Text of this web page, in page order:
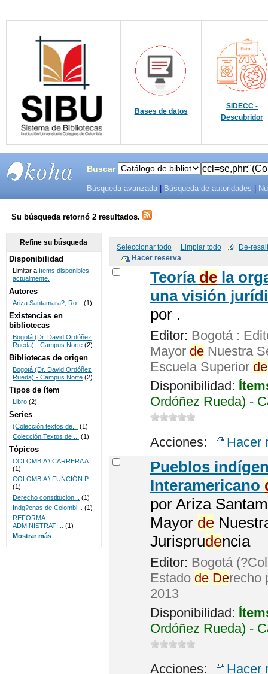
Bases de datos
SIDECC -
Descubridor
SISTEMAS
DE
BIBLIOTECAS
UNICOC
Buscar
Búsqueda avanzada Búsqueda de autoridades
Su búsqueda retornó 2 resultados.
Seleccionar todo Limpiar todo De-
Teoría dela
una visión
por .
Editor: Bogotá :
Mayor deNuestra
Escuela Superior de
Disponibilidad:
Ordóñez Rueda) -
Acciones: Hacer
Pueblos
Interamericano
por Ariza
Mayor de
Jurisprudencia
Editor: Bogotá
Estado de Derecho
2013
Disponibilidad:
Ordóñez Rueda) -
Acciones: Hacer
Refine su búsqueda
Disponibilidad
Limitar a ítems disponibles
actualmente.
Autores
Ariza Santamara?, Ro... (1)
Existencias en
bibliotecas
Bogotá (Dr. David Ordóñez
Rueda) - Campus Norte (2)
Bibliotecas de origen
Bogotá (Dr. David Ordóñez
Rueda) - Campus Norte (2)
Tipos de ítem
Libro (2)
Series
(Colección textos de...
(1)
Colección Textos de ...
(1)
Tópicos
COLOMBIA \ CARRERA A...
(1)
COLOMBIA \ FUNCIÓN P...
(1)
Derecho constitucion...
(1)
Indg?enas de Colombi...
(1)
REFORMA
ADMINISTRATI...
(1)
Mostrar más